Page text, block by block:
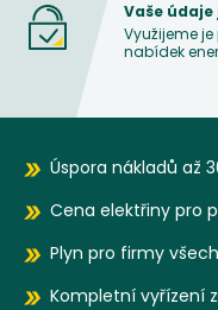
Vaše
Využijeme
nabídek
Úspora nákladů až
Cena elektřiny pro
Plyn pro firmy
Kompletní vyřízení